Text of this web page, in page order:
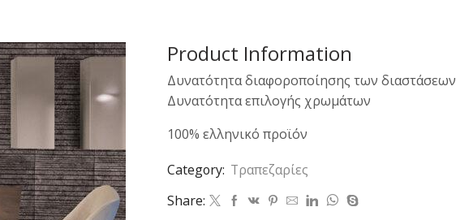
Product Information
Δυνατότητα διαφοροποίησης των διαστάσεων
Δυνατότητα επιλογής χρωμάτων
100% ελληνικό προϊόν
Category: Τραπεζαρίες
Share: